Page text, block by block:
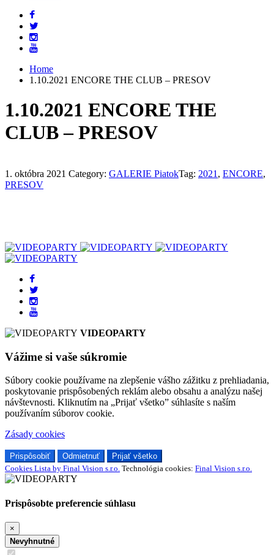
Home
1.10.2021 ENCORE THE CLUB – PRESOV
1.10.2021 ENCORE THE
CLUB – PRESOV
1. októbra 2021 Category: GALERIE PiatokTag: 2021 , ENCORE,
PRESOV
VIDEOPARTY
Vážime si vaše súkromie
Súbory cookie používame na zlepšenie vášho zážitku z prehliadania,
poskytovanie prispôsobených reklám alebo obsahu a analýzu našej
návštevnosti. Kliknutím na „Prijať všetko” súhlasíte s naším
používaním súborov cookie.
Zásady cookies
Prispôsobiť Odmietnuť
Prijať všetko
Cookies Lista by Final Vision s.r.o. Technológia cookies: Final Vision s.r.o.
Prispôsobte preferencie súhlasu
×
Nevyhnutné